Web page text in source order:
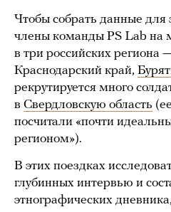
Чтобы собрать данные для
члены команды PS Lab на
в три российских региона
Краснодарский край,
рекрутируется много
в Свердловскую область
посчитали «почти
регионом»).
В этих поездках
глубинных интервью и
этнографических